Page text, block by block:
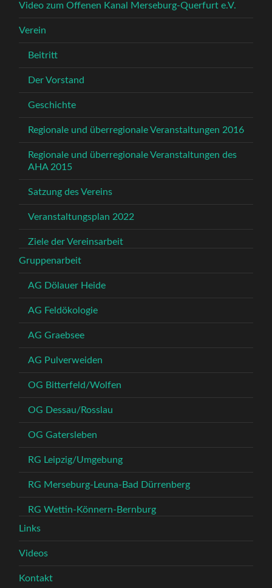
Video zum Offenen Kanal Merseburg-Querfurt e.V.
Verein
Beitritt
Der Vorstand
Geschichte
Regionale und überregionale Veranstaltungen 2016
Regionale und überregionale Veranstaltungen des
AHA 2015
Satzung des Vereins
Veranstaltungsplan 2022
Ziele der Vereinsarbeit
Gruppenarbeit
AG Dölauer Heide
AG Feldökologie
AG Graebsee
AG Pulverweiden
OG Bitterfeld/Wolfen
OG Dessau/Rosslau
OG Gatersleben
RG Leipzig/Umgebung
RG Merseburg-Leuna-Bad Dürrenberg
RG Wettin-Könnern-Bernburg
Links
Videos
Kontakt